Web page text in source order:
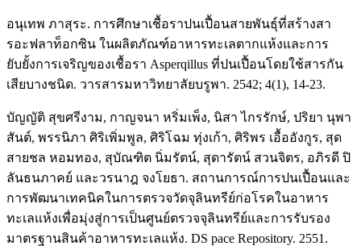
อนุเทพ ภาสุระ. การศึกษาเชื้อราปนเปื้อนสายพันธุ์ที่สร้างสา
รอะฟลาท็อกซิน ในผลิตภัณฑ์อาหารทะเลตากแห้งและการ
ยับยั้งการเจริญของเชื้อรา Asperqillus ที่ปนเปื้อนโดยใช้สารกัน
เสียบางชนิด. วารสารมหาวิทยาลัยบรูพา. 2542; 4(1), 14-23.
บัญญัติ สุขศรีงาม, กาญจนา หริ่มเพ็ง, นิสา ไกรรักษ์, ปริยา นุพา
สันต์, พรรนิภา ศิริเพิ่มพูล, ศิริโฉม ทุ่งเก้า, ศิริพร เอื้ออังกูร, สุด
สายชล หอมทอง, สุบัณฑิต นิ่มรัตน์, สุดารัตน์ สวนจิตร, อภิรดี ปิ
ลันธนภาคย์ และวรนาฎ จงโยธา. สถานการณ์การปนเปื้อนและ
การพัฒนาเทคนิคในการตรวจวัดจุลินทรีย์ก่อโรคในอาหาร
ทะเลแห้งเพื่อมุ่งสู่การเป็นศูนย์ตรวจจุลินทรีย์และการรับรอง
มาตรฐานสินค้าอาหารทะเลแห้ง. DS pace Repository. 2551.